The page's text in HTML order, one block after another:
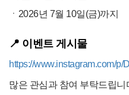
ㆍ2026년 7월 10일(금)까지
📍 이벤트 게시물
https://www.instagram.com/p/
많은 관심과 참여 부탁드립니